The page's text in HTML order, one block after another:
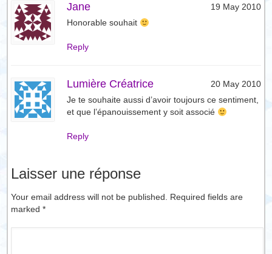
Jane
19 May 2010
Honorable souhait
Reply
Lumière Créatrice
20 May 2010
Je te souhaite aussi d’avoir toujours ce sentiment,
et que l’épanouissement y soit associé
Reply
Laisser une réponse
Your email address will not be published. Required fields are
marked*